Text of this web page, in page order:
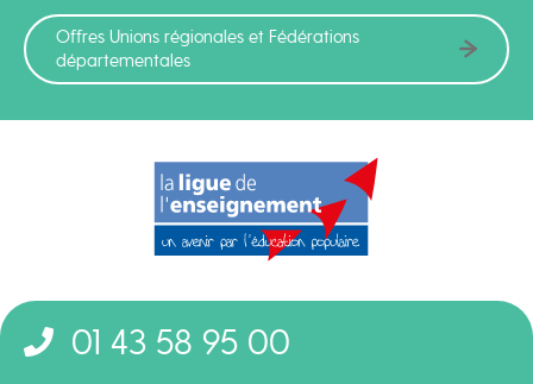
01 43 58 95 00
Offres Unions régionales et Fédérations
départementales